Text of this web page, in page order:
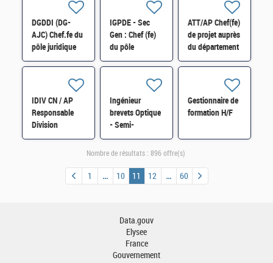
d'information
H/F
Locales (SIL)
H/F
DGDDI (DG-
AJC) Chef.fe du
pôle juridique
spécialisé H/F
IGPDE - Sec
Gen : Chef (fe)
du pôle
"Synthèse et
ATT/AP Chef(fe)
de projet auprès
du département
de contrôle
IDIV CN / AP
Responsable
Division
Contrôle Fiscal
Ingénieur
brevets Optique
- Semi-
conducteur H/F
Gestionnaire de
formation H/F
Nombre de résultats : 896 offre(s)
1 10 11 12 60
Data.gouv
Elysee
France
Gouvernement